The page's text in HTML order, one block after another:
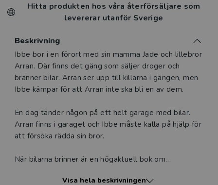
Hitta produkten hos våra återförsäljare som
levererar utanför Sverige
Beskrivning
Beskrivning
Ibbe bor i en förort med sin mamma Jade och lillebror
Arran. Där finns det gäng som säljer droger och
bränner bilar. Arran ser upp till killarna i gängen, men
Ibbe kämpar för att Arran inte ska bli en av dem.
En dag tänder någon på ett helt garage med bilar.
Arran finns i garaget och Ibbe måste kalla på hjälp för
att försöka rädda sin bror.
När bilarna brinner är en högaktuell bok om
skildring av syskonkärlek och en vänskap som når
Visa hela beskrivningen